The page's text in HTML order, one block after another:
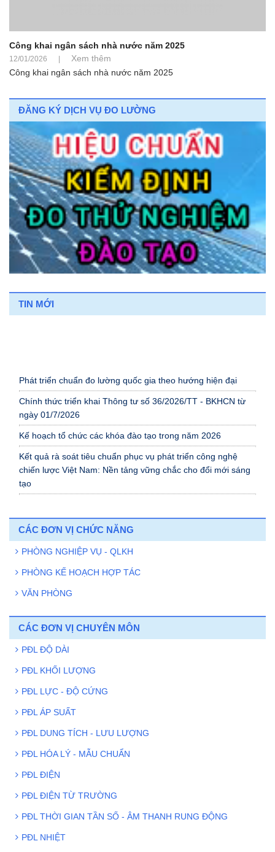
Công khai ngân sách nhà nước năm 2025
12/01/2026
Xem thêm
Công khai ngân sách nhà nước năm 2025
ĐĂNG KÝ DỊCH VỤ ĐO LƯỜNG
TIN MỚI
Phát triển chuẩn đo lường quốc gia theo hướng hiện đại
Chính thức triển khai Thông tư số 36/2026/TT - BKHCN từ
ngày 01/7/2026
Kế hoạch tổ chức các khóa đào tạo trong năm 2026
Kết quả rà soát tiêu chuẩn phục vụ phát triển công nghệ
chiến lược Việt Nam: Nền tảng vững chắc cho đổi mới sáng
tạo
hiến máu tình nguyện năm 2026
Luật Tiêu chuẩn và Quy chuẩn kỹ thuật sữa đổi năm 2025:
Quy định rõ thời hạn 12 tháng trong xây dựng tiêu chuẩn
quốc gia
Viện Đo lường Việt Nam mở rộng hợp tác quốc tế với Viện
CÁC ĐƠN VỊ CHỨC NĂNG
PHÒNG NGHIỆP VỤ - QLKH
PHÒNG KẾ HOẠCH HỢP TÁC
VĂN PHÒNG
CÁC ĐƠN VỊ CHUYÊN MÔN
PĐL ĐỘ DÀI
PĐL KHỐI LƯỢNG
PĐL LỰC - ĐỘ CỨNG
PĐL ÁP SUẤT
PĐL DUNG TÍCH - LƯU LƯỢNG
PĐL HÓA LÝ - MẪU CHUẨN
PĐL ĐIỆN
PĐL ĐIỆN TỪ TRƯỜNG
PĐL THỜI GIAN TẦN SỐ - ÂM THANH RUNG ĐỘNG
PĐL NHIỆT